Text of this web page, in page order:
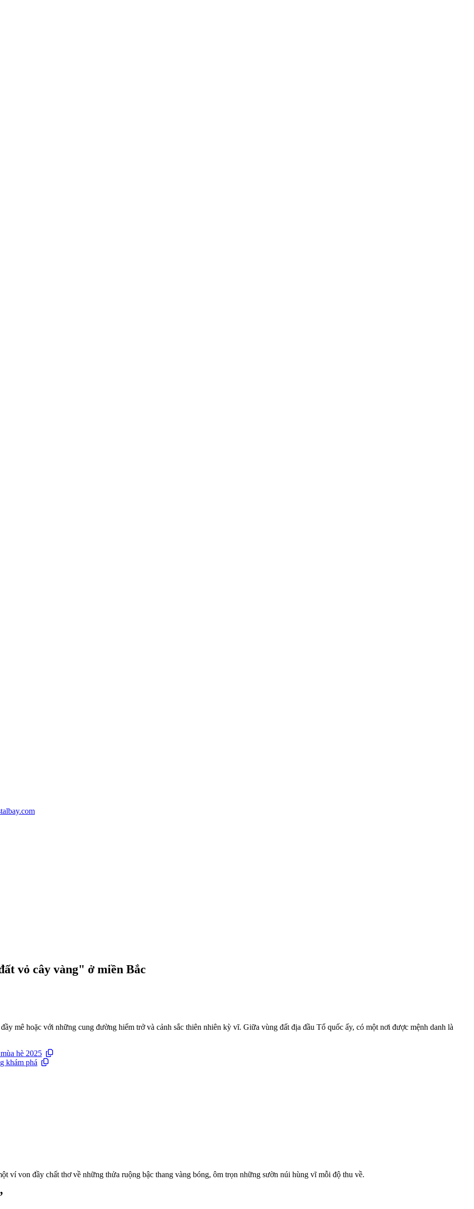
vỏ cây vàng" ở miền Bắc
mê hoặc với những cung đường hiểm trở và cảnh sắc thiên nhiên kỳ vĩ. Giữa vùng đất địa đầu Tổ quốc ấy, có một nơi được mệnh danh là
hè 2025
khám phá
ví von đầy chất thơ về những thửa ruộng bậc thang vàng bóng, ôm trọn những sườn núi hùng vĩ mỗi độ thu về.